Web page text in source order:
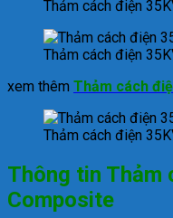
Thảm cách điện
Thảm cách điện
xem thêm Thảm cách
Thảm cách điện
Thông tin Thảm
Composite